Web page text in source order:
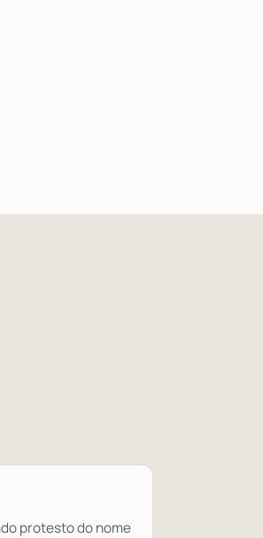
protesto do nome